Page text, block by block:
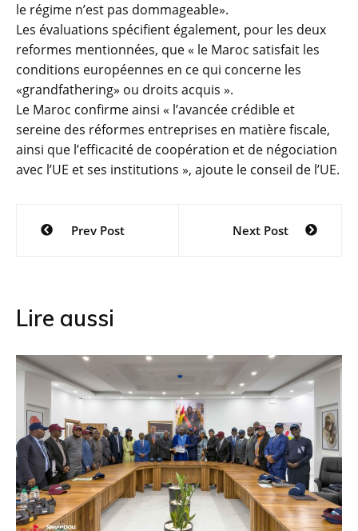
le régime n’est pas dommageable».
Les évaluations spécifient également, pour les deux
reformes mentionnées, que « le Maroc satisfait les
conditions européennes en ce qui concerne les
«grandfathering» ou droits acquis ».
Le Maroc confirme ainsi « l’avancée crédible et
sereine des réformes entreprises en matière fiscale,
ainsi que l’efficacité de coopération et de négociation
avec l’UE et ses institutions », ajoute le conseil de l’UE.
Navigation
Prev Post Next Post
Lire aussi